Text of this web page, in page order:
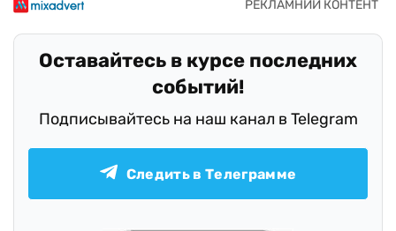
Оставайтесь в курсе последних
событий!
Подписывайтесь на наш канал в Telegram
Следить в Телеграмме